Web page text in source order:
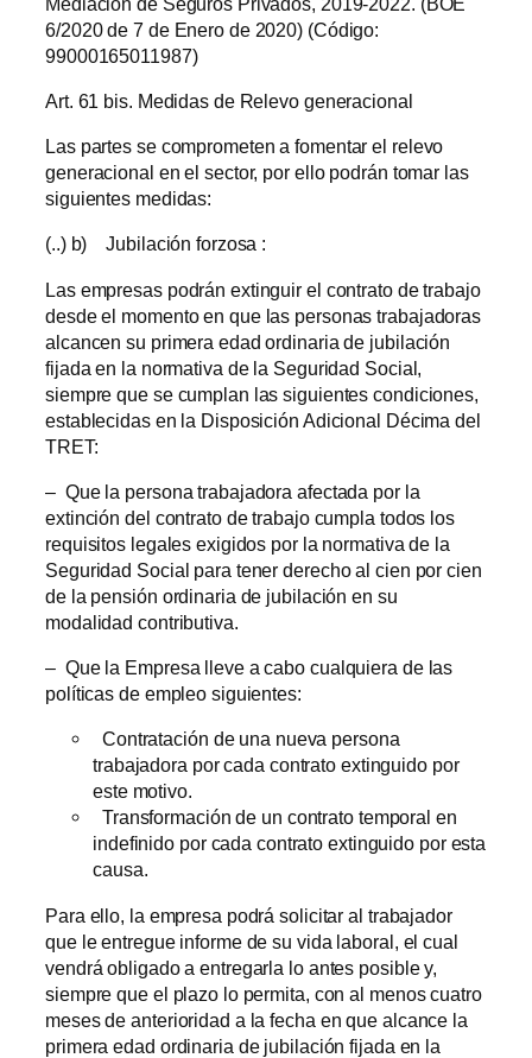
6/2020 de 7 de Enero de 2020) (Código:
99000165011987)
Art. 61 bis. Medidas de Relevo generacional
Las partes se comprometen a fomentar el relevo
generacional en el sector, por ello podrán tomar las
siguientes medidas:
(..) b) Jubilación forzosa :
Las empresas podrán extinguir el contrato de trabajo
desde el momento en que las personas trabajadoras
alcancen su primera edad ordinaria de jubilación
fijada en la normativa de la Seguridad Social,
siempre que se cumplan las siguientes condiciones,
establecidas en la Disposición Adicional Décima del
TRET:
– Que la persona trabajadora afectada por la
extinción del contrato de trabajo cumpla todos los
requisitos legales exigidos por la normativa de la
Seguridad Social para tener derecho al cien por cien
de la pensión ordinaria de jubilación en su
modalidad contributiva.
– Que la Empresa lleve a cabo cualquiera de las
políticas de empleo siguientes:
Contratación de una nueva persona
trabajadora por cada contrato extinguido por
este motivo.
Transformación de un contrato temporal en
indefinido por cada contrato extinguido por esta
causa.
Para ello, la empresa podrá solicitar al trabajador
que le entregue informe de su vida laboral, el cual
vendrá obligado a entregarla lo antes posible y,
siempre que el plazo lo permita, con al menos cuatro
meses de anterioridad a la fecha en que alcance la
primera edad ordinaria de jubilación fijada en la